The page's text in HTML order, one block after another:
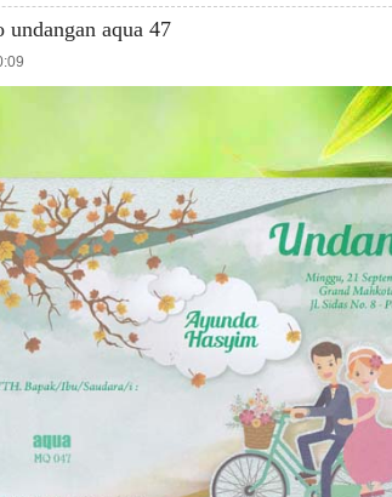
undangan aqua 47